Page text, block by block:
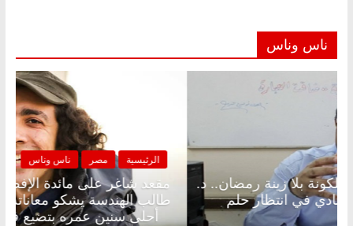
ناس وناس
أحلى سنين عمره بتضيع في السجن
الرئيسية مصر
مقعد شاغر على الإفطار وبلكونة بلا زينة رمضان.. د.
عبدالخالق فاروق خبير اقتصادي في انتظار حلم